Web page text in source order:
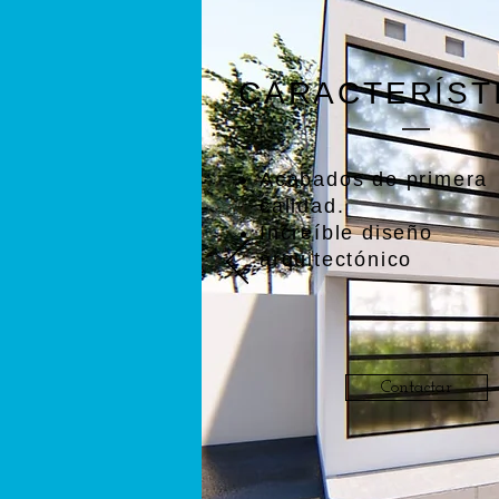
Acabados de primera
calidad.
Increíble diseño
arquitectónico
Contactar